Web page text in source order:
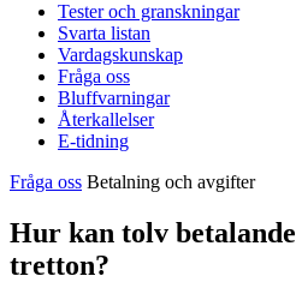
Tester och granskningar
Svarta listan
Vardagskunskap
Fråga oss
Bluffvarningar
Återkallelser
E-tidning
Fråga oss Betalning och avgifter
Hur kan tolv
tretton?